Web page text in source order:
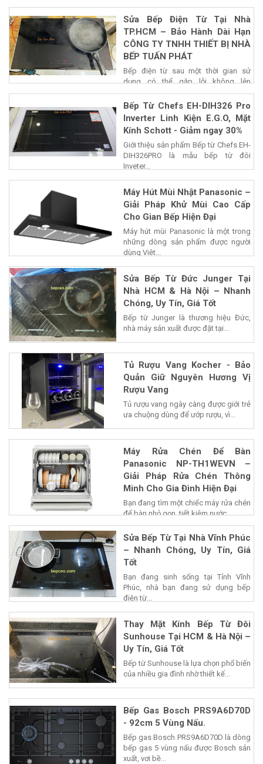
Sửa Bếp Điện Từ Tại Nhà
TP.HCM – Bảo Hành Dài Hạn
CÔNG TY TNHH THIẾT BỊ NHÀ
BẾP TUẤN PHÁT
Bếp điện từ sau một thời gian sử
dụng có thể gặp lỗi không lên
nguồn,...
Bếp Từ Chefs EH-DIH326 Pro
Inverter Linh Kiện E.G.O, Mặt
Kính Schott - Giảm ngay 30%
Giới thiệu sản phẩm Bếp từ Chefs EH-
DIH326PRO là mẫu bếp từ đôi
Inveter...
Máy Hút Mùi Nhật Panasonic –
Giải Pháp Khử Mùi Cao Cấp
Cho Gian Bếp Hiện Đại
Máy hút mùi Panasonic là một trong
những dòng sản phẩm được người
dùng Việt...
Sửa Bếp Từ Đức Junger Tại
Nhà HCM & Hà Nội – Nhanh
Chóng, Uy Tín, Giá Tốt
Bếp từ Junger là thương hiệu Đức,
nhà máy sản xuất được đặt tại...
Tủ Rượu Vang Kocher - Bảo
Quản Giữ Nguyên Hương Vị
Rượu Vang
Tủ rượu vang ngày càng được giới trẻ
ưa chuộng dùng để ướp rượu, vì...
Máy Rửa Chén Để Bàn
Panasonic NP-TH1WEVN –
Giải Pháp Rửa Chén Thông
Minh Cho Gia Đình Hiện Đại
Bạn đang tìm một chiếc máy rửa chén
để bàn nhỏ gọn, tiết kiệm nước...
Sửa Bếp Từ Tại Nhà Vĩnh Phúc
– Nhanh Chóng, Uy Tín, Giá
Tốt
Bạn đang sinh sống tại Tỉnh Vĩnh
Phúc, nhà bạn đang sử dụng bếp
điện từ...
Thay Mặt Kính Bếp Từ Đôi
Sunhouse Tại HCM & Hà Nội –
Uy Tín, Giá Tốt
Bếp từ Sunhouse là lựa chọn phổ biến
của nhiều gia đình nhờ thiết kế...
Bếp Gas Bosch PRS9A6D70D
- 92cm 5 Vùng Nấu.
Bếp gas Bosch PRS9A6D70D là dòng
bếp gas 5 vùng nấu được Bosch sản
xuất, vơi bề...